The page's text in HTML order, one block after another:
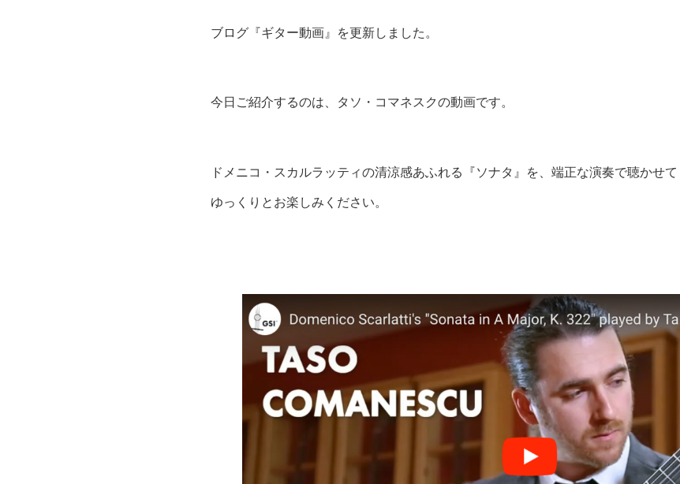
ブログ『ギター動画』を更新しました。
今日ご紹介するのは、タソ・コマネスクの動画です。
ドメニコ・スカルラッティの清涼感あふれる『ソナタ』を、端正な演奏で聴かせて
ゆっくりとお楽しみください。